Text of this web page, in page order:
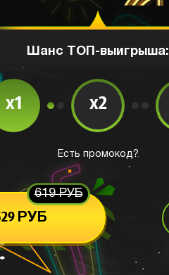
Шанс ТОП-выигрыша:
x1 x2
Есть промокод?
619 РУБ
РУБ